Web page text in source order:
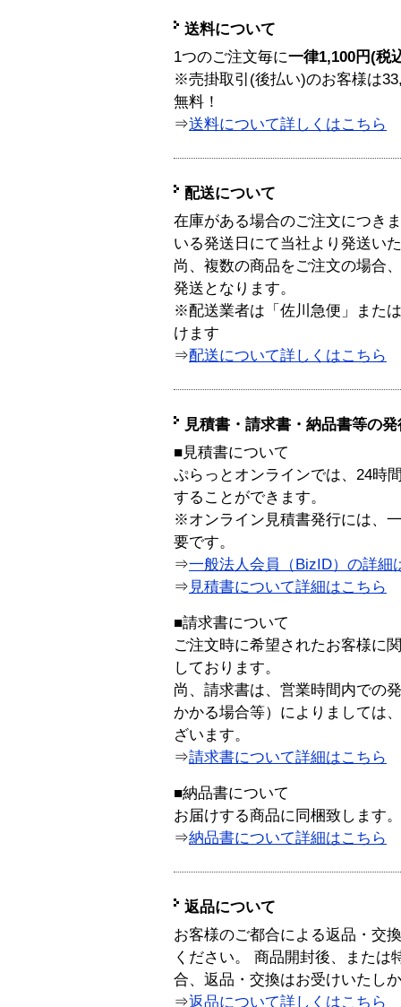
送料について
1つのご注文毎に一律1,100円(税
※売掛取引(後払い)のお客様は
無料！
⇒送料について詳しくはこちら
配送について
在庫がある場合のご注文につき
いる発送日にて当社より発送い
尚、複数の商品をご注文の場合
発送となります。
※配送業者は「佐川急便」また
けます
⇒配送について詳しくはこちら
見積書・請求書・納品書等の
■見積書について
ぷらっとオンラインでは、24時
することができます。
※オンライン見積書発行には、
要です。
⇒一般法人会員（BizID）の詳細
⇒ 見積書について詳細はこちら
■請求書について
ご注文時に希望されたお客様に
しております。
尚、請求書は、営業時間内での
かかる場合等）によりましては
ざいます。
⇒請求書について詳細はこちら
■納品書について
お届けする商品に同梱致します。
⇒納品書について詳細はこちら
返品について
お客様のご都合による返品・交
ください。 商品開封後、または
合、返品・交換はお受けいたし
⇒返品について詳しくはこちら